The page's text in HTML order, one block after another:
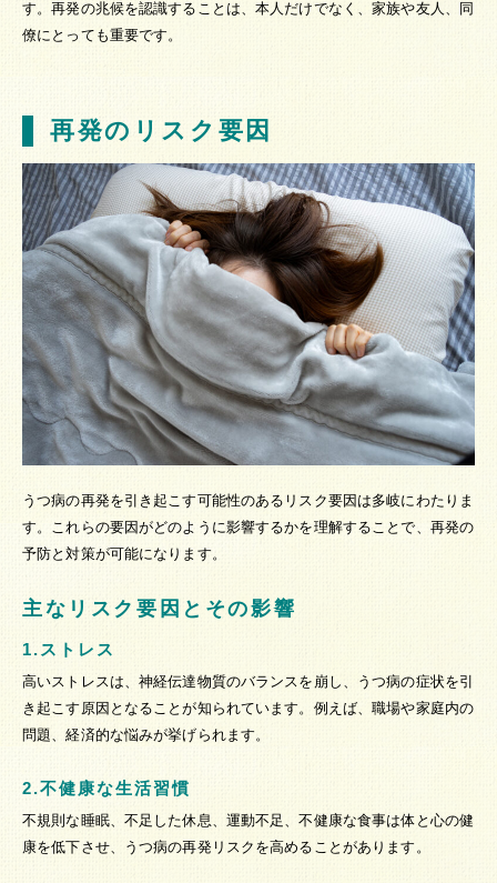
す。再発の兆候を認識することは、本人だけでなく、家族や友人、同
僚にとっても重要です。
再発のリスク要因
うつ病の再発を引き起こす可能性のあるリスク要因は多岐にわたりま
す。これらの要因がどのように影響するかを理解することで、再発の
予防と対策が可能になります。
主なリスク要因とその影響
1.ストレス
高いストレスは、神経伝達物質のバランスを崩し、うつ病の症状を引
き起こす原因となることが知られています。例えば、職場や家庭内の
問題、経済的な悩みが挙げられます。
2.不健康な生活習慣
不規則な睡眠、不足した休息、運動不足、不健康な食事は体と心の健
康を低下させ、うつ病の再発リスクを高めることがあります。